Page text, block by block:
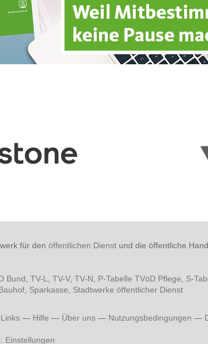
für den öffentlichen Dienst und die öffentliche
Bund TV-L TV-V, TV-N P-Tabelle TVöD Pflege S-
Sparkasse
Stadtwerke öffentlicher Dienst
Links — Hilfe — Über uns — Nutzungsbedingungen —
Einstellungen